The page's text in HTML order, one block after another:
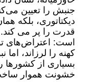
جنبش را تعیین
دیکتاتوری، بلکه
قدرت را پر می
است: اعتراض‌های
کهنه را لرزاند، اما
بسیاری از کشورها
خشونت هموار